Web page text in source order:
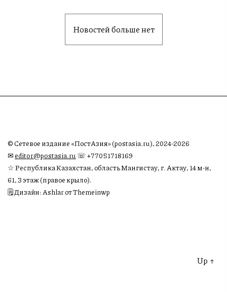
Новостей больше нет
© Сетевое издание «ПостАзия» (postasia.ru), 2024-2026
✉︎editor@postasia.ru ☏ +77051718169
☆ Республика Казахстан, область Мангистау, г. Актау, 14 м-н,
61, 3 этаж (правое крыло).
🗒 Дизайн: Ashlar от Themeinwp
Up ↑